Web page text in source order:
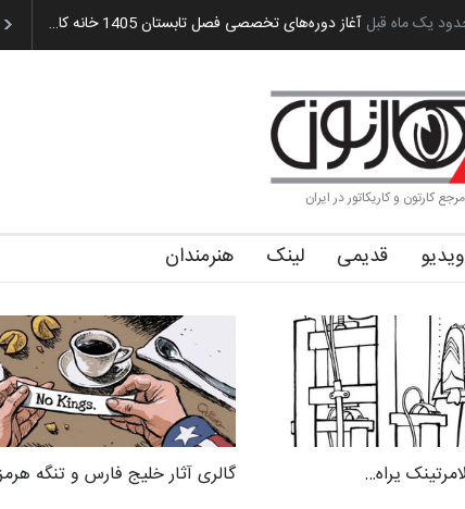
گزارش تصویری آیین اختتامیه و اهدای جوایز سوم… یک ماه قبل
و کاریکاتور در ایران
ویدیو قدیمی لینک هنرمندان
گالری آثار خلیج فارس و تنگه یراه…